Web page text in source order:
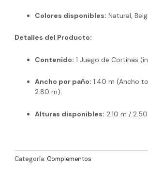
Colores disponibles: Natural,
Detalles del Producto:
Contenido: 1 Juego de Cortinas
Ancho por paño: 1.40 m (Ancho
2.80 m).
Alturas disponibles: 2.10 m /
Categoría: Complementos